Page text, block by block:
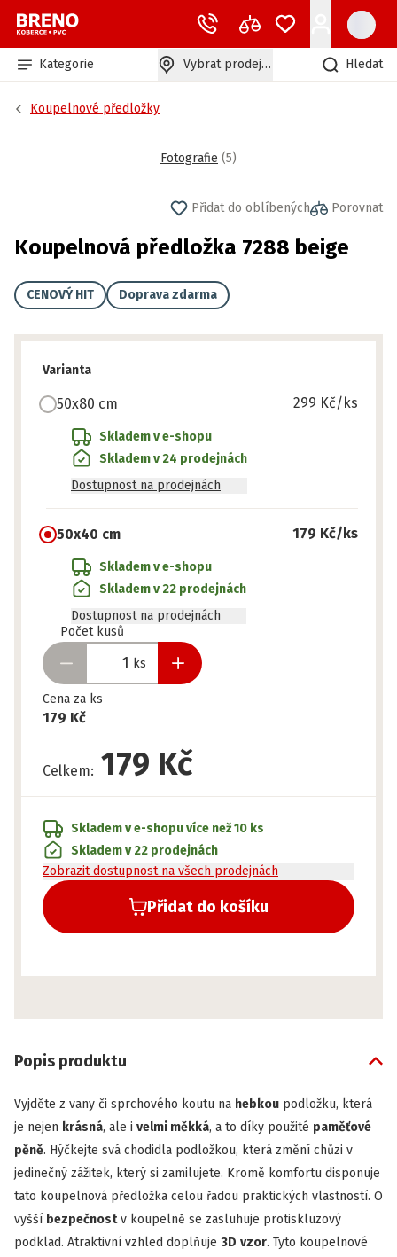
Kategorie Vybrat prodejnu Hledat
Koupelnové předložky
Fotografie (5)
Přidat do oblíbených Porovnat
Koupelnová předložka 7288 beige
CENOVÝ HIT Doprava zdarma
Varianta
50x80 cm 299 Kč/ks
Skladem v e-shopu
Skladem v 24 prodejnách
Dostupnost na prodejnách
50x40 cm 179 Kč/ks
Skladem v e-shopu
Skladem v 22 prodejnách
Dostupnost na prodejnách
Počet kusů
ks
Připraveno
Cena za ks
179 Kč
Celkem: 179 Kč
Přidat do košíku
Skladem v e-shopuvíce než 10 ks
Skladem v 22 prodejnách
Zobrazit dostupnost na všech prodejnách
Popis produktu
Vyjděte z vany či sprchového koutu na hebkou podložku, která
je nejen krásná, ale i velmi měkká, a to díky použité paměťové
pěně. Hýčkejte svá chodidla podložkou, která změní chůzi v
jedinečný zážitek, který si zamilujete. Kromě komfortu disponuje
tato koupelnová předložka celou řadou praktických vlastností. O
vyšší bezpečnostv koupelně se zasluhuje protiskluzový
podklad. Atraktivní vzhled doplňuje 3D vzor. Tyto koupelnové